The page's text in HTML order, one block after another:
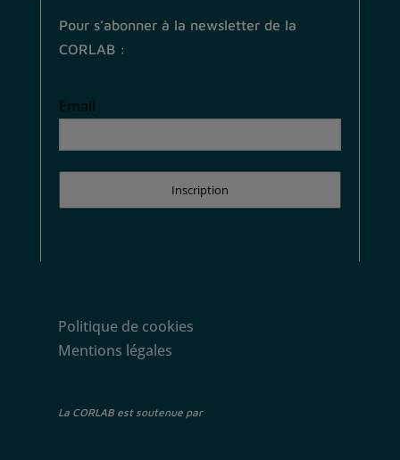
Pour s’abonner à la newsletter de la
CORLAB :
Email
Inscription
Politique de cookies
Mentions légales
La CORLAB est soutenue par